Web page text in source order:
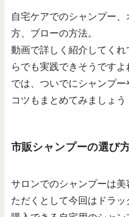
自宅ケアでのシャンプー
方、ブローの方法。
動画で詳しく紹介してく
らでも実践できそうですよ
では、ついでにシャンプ
コツもまとめてみましょう
市販シャンプーの選び
サロンでのシャンプーは
ただくとして今回はドラ